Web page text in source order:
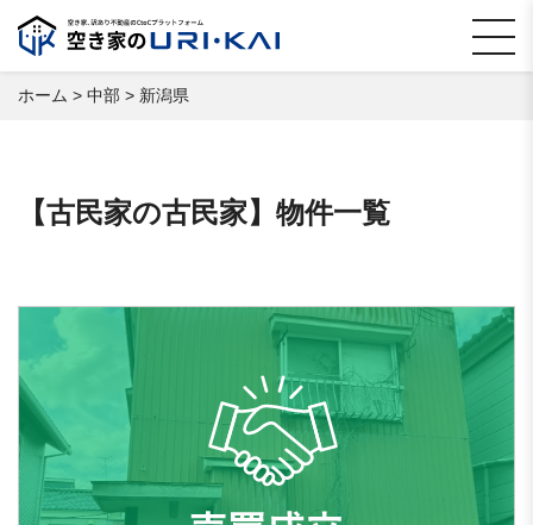
ホーム > 中部 > 新潟県
【古民家の古民家】物件一覧